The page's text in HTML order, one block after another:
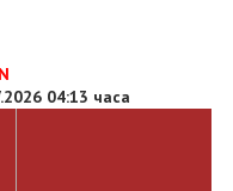
04:13 часа